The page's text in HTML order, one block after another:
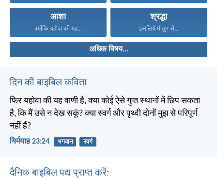
आशा
क्योंकि यहोवा की यह...
श्रद्धा
इसलिये मैं तुम से...
अधिक विषय...
दिन की बाइबिल कविता
फिर यहोवा की यह वाणी है, क्या कोई ऐसे गुप्त स्थानों में छिप सकता
है, कि मैं उसे न देख सकूं? क्या स्वर्ग और पृथ्वी दोनों मुझ से परिपूर्ण
नहीं हैं?
यिर्मयाह 23:24 भगवान स्वर्ग
दैनिक बाइबिल पद्य प्राप्त करें: